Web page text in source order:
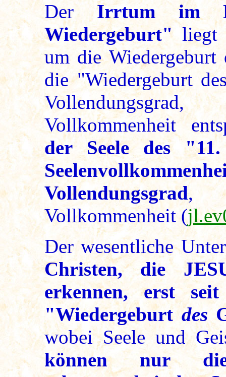
DerIrrtum im
Wiedergeburt"liegt
um die Wiedergeburt
die "Wiedergeburt
Vollendungsgrad,
Vollkommenheit
der Seele des
Vollendungsgrad,
Vollkommenheit (
Der wesentliche
Christen, die
erkennen, erst
"Wiedergeburtdes
wobei Seele und
können nur die